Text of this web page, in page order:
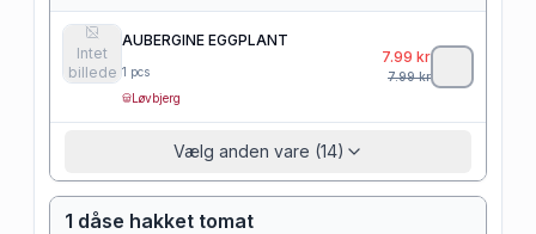
Intet
billede
AUBERGINE EGGPLANT
1 pcs
Løvbjerg
7.99 kr
7.99kr
Vælg anden vare (14)
1 dåse hakket tomat